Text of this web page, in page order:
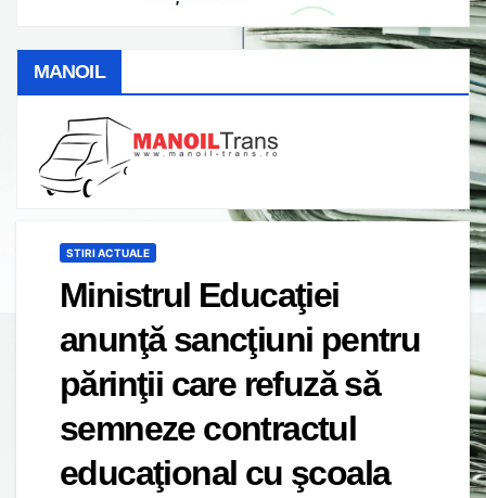
MANOIL
STIRI ACTUALE
Ministrul Educaţiei
anunţă sancţiuni pentru
părinţii care refuză să
semneze contractul
educaţional cu şcoala